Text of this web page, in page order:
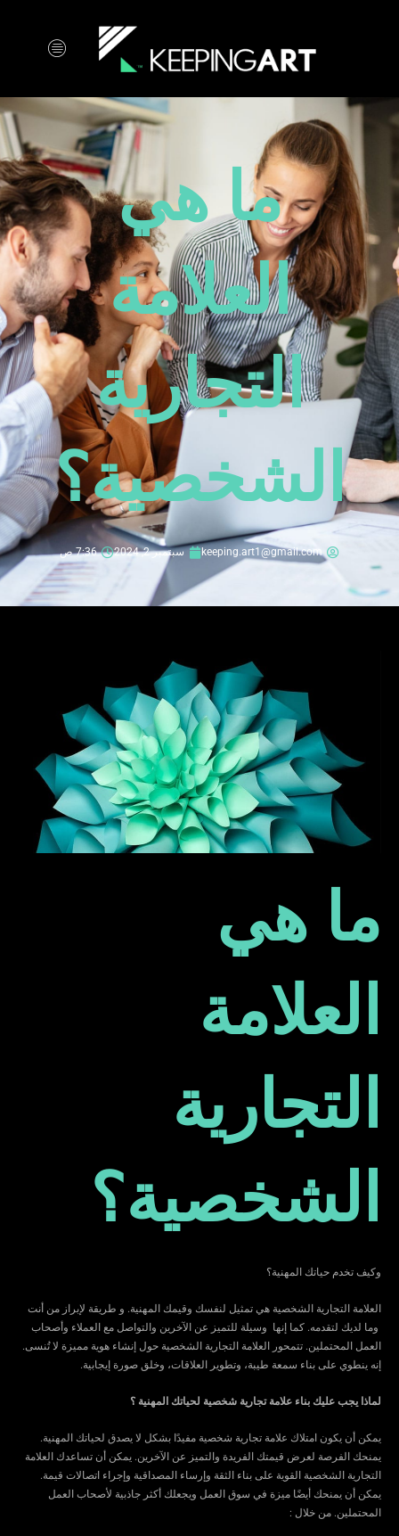
ما هي
العلامة
التجارية
الشخصية؟
keeping.art1@gmail.com سبتمبر 2, 2024 7:36 ص
ما هي
العلامة
التجارية
الشخصية؟
وكيف تخدم حياتك المهنية؟
العلامة التجارية الشخصية هي تمثيل لنفسك وقيمك المهنية. و طريقة لإبراز من أنت
وما لديك لتقدمه. كما إنها وسيلة للتميز عن الآخرين والتواصل مع العملاء وأصحاب
العمل المحتملين. تتمحور العلامة التجارية الشخصية حول إنشاء هوية مميزة لا تُنسى.
إنه ينطوي على بناء سمعة طيبة، وتطوير العلاقات، وخلق صورة إيجابية.
لماذا يجب عليك بناء علامة تجارية شخصية لحياتك المهنية ؟
يمكن أن يكون امتلاك علامة تجارية شخصية مفيدًا بشكل لا يصدق لحياتك المهنية.
يمنحك الفرصة لعرض قيمتك الفريدة والتميز عن الآخرين. يمكن أن تساعدك العلامة
التجارية الشخصية القوية على بناء الثقة وإرساء المصداقية وإجراء اتصالات قيمة.
يمكن أن يمنحك أيضًا ميزة في سوق العمل ويجعلك أكثر جاذبية لأصحاب العمل
المحتملين. من خلال :